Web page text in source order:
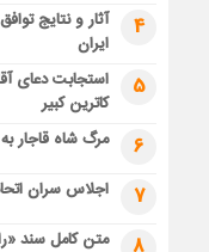
4
آثار و نتایج
ایران
5
استجابت دعای
کاترین کبیر
6 مرگ شاه قاجار
7 اجلاس سران
متن کامل سند